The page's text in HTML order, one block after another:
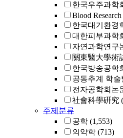
한국우주과학
Blood Research
한국대기환경
대한피부과학
자연과학연구
關東醫大學術
한국방송공학
공동추계 학
전자공학회논
社會科學硏究
주제분류
공학 (1,553)
의약학 (713)